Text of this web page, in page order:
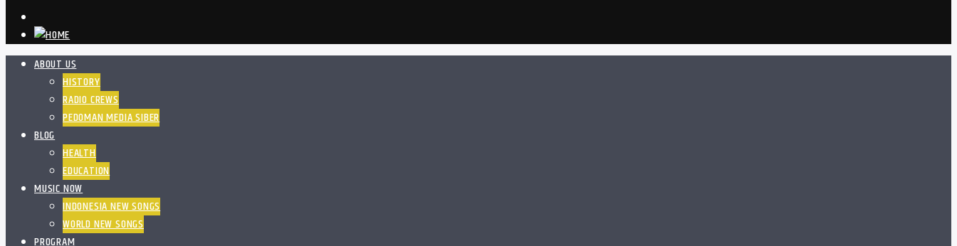
ABOUT US
HISTORY
RADIO CREWS
PEDOMAN MEDIA SIBER
BLOG
HEALTH
EDUCATION
MUSIC NOW
INDONESIA NEW SONGS
WORLD NEW SONGS
PROGRAM